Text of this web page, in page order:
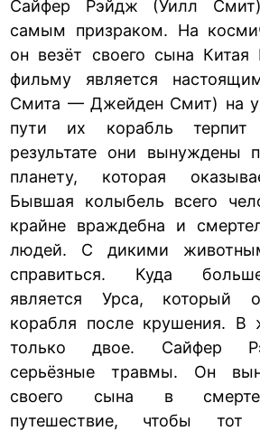
Сайфер Рэйдж (Уилл
самым призраком. На
он везёт своего сына
фильму является
Смита — Джейден Смит) на
пути их корабль терпит
результате они вынуждены
планету, которая
Бывшая колыбель всего
крайне враждебна и
людей. С дикими
справиться. Куда
является Урса, который
корабля после крушения. В
только двое. Сайфер
серьёзные травмы. Он
своего сына в
путешествие, чтобы тот